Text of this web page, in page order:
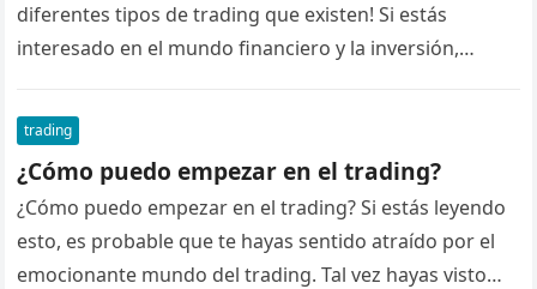
diferentes tipos de trading que existen! Si estás
interesado en el mundo financiero y la inversión,
trading
¿Cómo puedo empezar en el trading?
¿Cómo puedo empezar en el trading? Si estás leyendo
esto, es probable que te hayas sentido atraído por el
emocionante mundo del trading. Tal vez hayas visto…